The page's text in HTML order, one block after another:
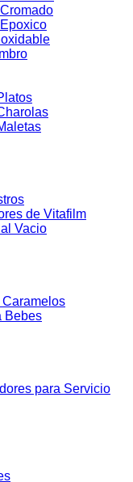
de Vitafilm
Vacio
Bebes
para Servicio